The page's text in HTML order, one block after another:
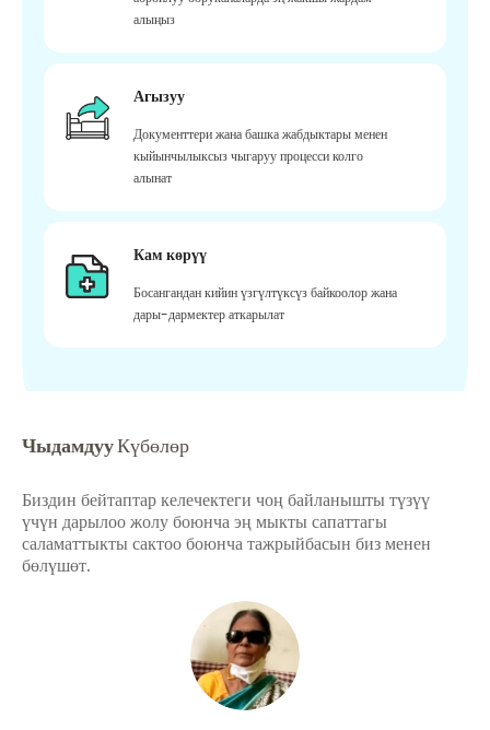
алыңыз
Агызуу
Документтери жана башка жабдыктары менен
кыйынчылыксыз чыгаруу процесси колго
алынат
Кам көрүү
Босангандан кийин үзгүлтүксүз байкоолор жана
дары-дармектер аткарылат
ЧыдамдууКүбөлөр
Биздин бейтаптар келечектеги чоң байланышты түзүү
үчүн дарылоо жолу боюнча эң мыкты сапаттагы
саламаттыкты сактоо боюнча тажрыйбасын биз менен
бөлүшөт.